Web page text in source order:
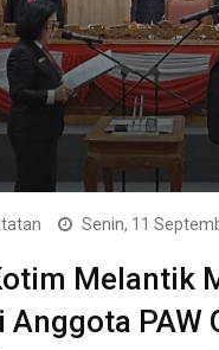
Senin, 11
Melantik
Anggota PAW